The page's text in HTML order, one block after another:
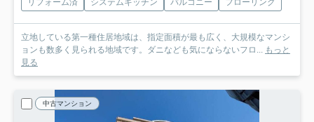
リフォーム済 システムキッチン バルコニー フローリング
立地している第一種住居地域は、指定面積が最も広く、大規模なマンシ
ョンも数多く見られる地域です。ダニなども気にならないフロ... もっと
見る
中古マンション